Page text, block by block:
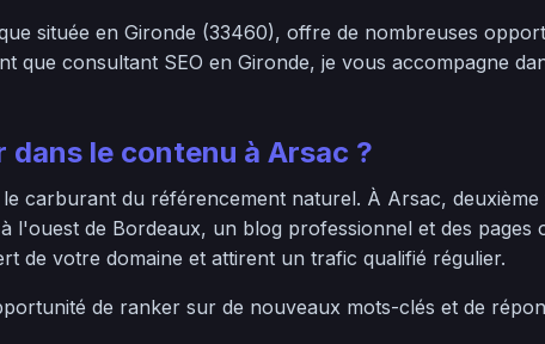
située en Gironde (33460), offre de nombreuses
que consultant SEO en Gironde, je vous accompagne
dans le contenu à Arsac ?
carburant du référencement naturel. À Arsac, deuxième
l'ouest de Bordeaux, un blog professionnel et des pages
de votre domaine et attirent un trafic qualifié régulier.
de ranker sur de nouveaux mots-clés et de